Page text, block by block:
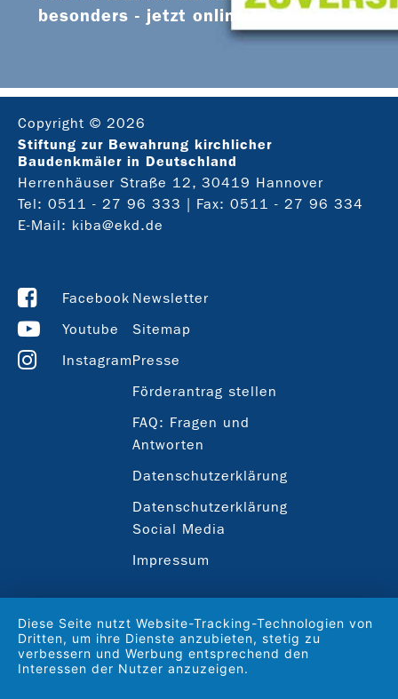
besonders - jetzt online bestellen
Copyright © 2026
Stiftung zur Bewahrung kirchlicher
Baudenkmäler in Deutschland
Herrenhäuser Straße 12, 30419 Hannover
Tel: 0511 - 27 96 333
| Fax: 0511 - 27 96 334
E-Mail: kiba@ekd.de
Facebook
Youtube
Instagram
Newsletter
Sitemap
Presse
Förderantrag stellen
FAQ: Fragen und
Antworten
Datenschutzerklärung
Datenschutzerklärung
Social Media
Impressum
Diese Seite nutzt Website-Tracking-Technologien von
Dritten, um ihre Dienste anzubieten, stetig zu
verbessern und Werbung entsprechend den
Interessen der Nutzer anzuzeigen.